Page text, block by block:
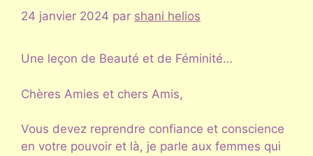
24 janvier 2024 par shani helios
Une leçon de Beauté et de Féminité…
Chères Amies et chers Amis,
Vous devez reprendre confiance et conscience
en votre pouvoir et là, je parle aux femmes qui